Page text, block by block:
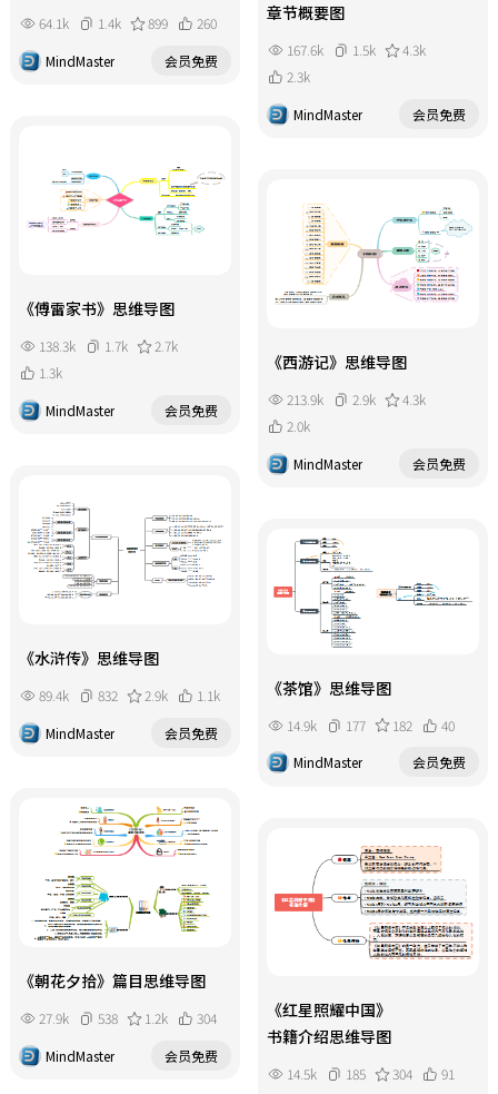
64.1k 1.4k 899
260
MindMaster
会员免费
章节概要图
167.6k 1.5k
4.3k
2.3k
MindMaster
会员免费
《傅雷家书》思维导图
138.3k 1.7k
2.7k
1.3k
MindMaster
会员免费
《西游记》思维导图
213.9k 2.9k
4.3k
2.0k
MindMaster
会员免费
《水浒传》思维导图
89.4k 832 2.9k
1.1k
MindMaster
会员免费
《茶馆》思维导图
14.9k 177 182
40
MindMaster
会员免费
《朝花夕拾》篇目思维导图
27.9k 538 1.2k
304
MindMaster
会员免费
《红星照耀中国》
书籍介绍思维导图
14.5k 185 304
91